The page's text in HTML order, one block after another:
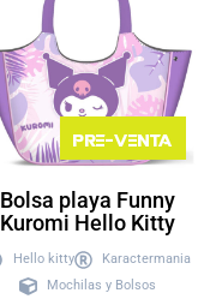
Pre-venta
Bolsa playa Funny
Kuromi Hello Kitty
Hello kitty
Karactermania
Mochilas y Bolsos